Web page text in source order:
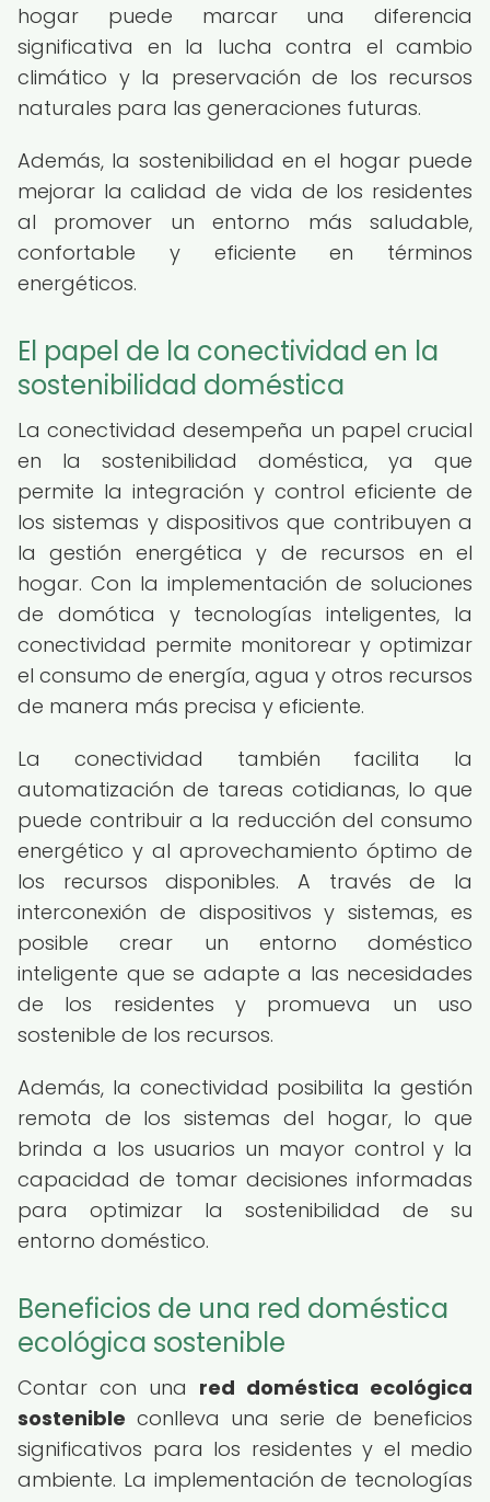
hogar puede marcar una diferencia
significativa en la lucha contra el cambio
climático y la preservación de los recursos
naturales para las generaciones futuras.
Además, la sostenibilidad en el hogar puede
mejorar la calidad de vida de los residentes
al promover un entorno más saludable,
confortable y eficiente en términos
energéticos.
El papel de la conectividad en la
sostenibilidad doméstica
La conectividad desempeña un papel crucial
en la sostenibilidad doméstica, ya que
permite la integración y control eficiente de
los sistemas y dispositivos que contribuyen a
la gestión energética y de recursos en el
hogar. Con la implementación de soluciones
de domótica y tecnologías inteligentes, la
conectividad permite monitorear y optimizar
el consumo de energía, agua y otros recursos
de manera más precisa y eficiente.
La conectividad también facilita la
automatización de tareas cotidianas, lo que
puede contribuir a la reducción del consumo
energético y al aprovechamiento óptimo de
los recursos disponibles. A través de la
interconexión de dispositivos y sistemas, es
posible crear un entorno doméstico
inteligente que se adapte a las necesidades
de los residentes y promueva un uso
sostenible de los recursos.
Además, la conectividad posibilita la gestión
remota de los sistemas del hogar, lo que
brinda a los usuarios un mayor control y la
capacidad de tomar decisiones informadas
para optimizar la sostenibilidad de su
entorno doméstico.
Beneficios de una red doméstica
ecológica sostenible
Contar con una red doméstica ecológica
sostenible conlleva una serie de beneficios
significativos para los residentes y el medio
ambiente. La implementación de tecnologías